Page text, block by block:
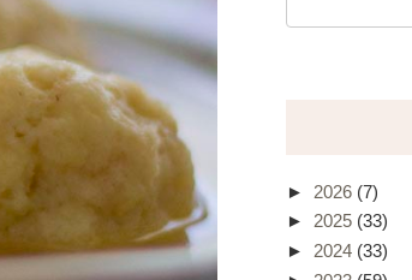
► 2026 (7)
► 2025 (33)
► 2024 (33)